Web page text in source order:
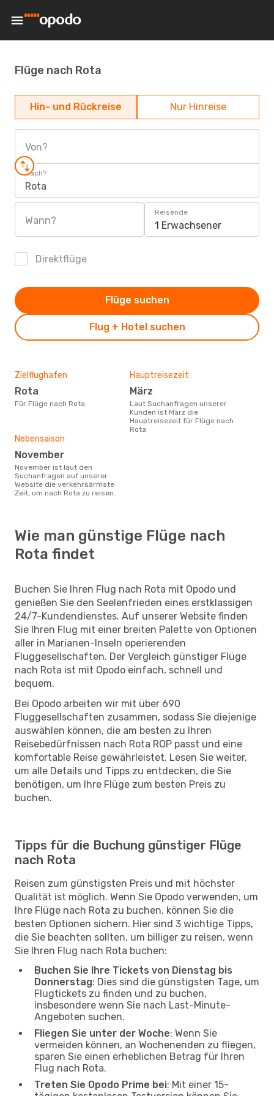
Flüge nach Rota
Hin- und Rückreise Nur Hinreise
Von?
Nach?
Rota
Wann?
Reisende
1 Erwachsener
Direktflüge
Flug + Hotel suchen
Flüge suchen
Zielflughafen
Rota
Für Flüge nach Rota
Hauptreisezeit
März
Laut Suchanfragen unserer
Kunden ist März die
Hauptreisezeit für Flüge nach
Rota
Nebensaison
November
November ist laut den
Suchanfragen auf unserer
Website die verkehrsärmste
Zeit, um nach Rota zu reisen.
Wie man günstige Flüge nach
Rota findet
Buchen Sie Ihren Flug nach Rota mit Opodo und
genießen Sie den Seelenfrieden eines erstklassigen
24/7-Kundendienstes. Auf unserer Website finden
Sie Ihren Flug mit einer breiten Palette von Optionen
aller in Marianen-Inseln operierenden
Fluggesellschaften. Der Vergleich günstiger Flüge
nach Rota ist mit Opodo einfach, schnell und
bequem.
Bei Opodo arbeiten wir mit über 690
Fluggesellschaften zusammen, sodass Sie diejenige
auswählen können, die am besten zu Ihren
Reisebedürfnissen nach Rota ROP passt und eine
komfortable Reise gewährleistet. Lesen Sie weiter,
um alle Details und Tipps zu entdecken, die Sie
benötigen, um Ihre Flüge zum besten Preis zu
buchen.
Tipps für die Buchung günstiger Flüge
nach Rota
Reisen zum günstigsten Preis und mit höchster
Qualität ist möglich. Wenn Sie Opodo verwenden, um
Ihre Flüge nach Rota zu buchen, können Sie die
besten Optionen sichern. Hier sind 3 wichtige Tipps,
die Sie beachten sollten, um billiger zu reisen, wenn
Sie Ihren Flug nach Rota buchen:
Buchen Sie Ihre Tickets von Dienstag bis
Donnerstag: Dies sind die günstigsten Tage, um
Flugtickets zu finden und zu buchen,
insbesondere wenn Sie nach Last-Minute-
Angeboten suchen.
Fliegen Sie unter der Woche: Wenn Sie
vermeiden können, an Wochenenden zu fliegen,
sparen Sie einen erheblichen Betrag für Ihren
Flug nach Rota.
Treten Sie Opodo Prime bei: Mit einer 15-